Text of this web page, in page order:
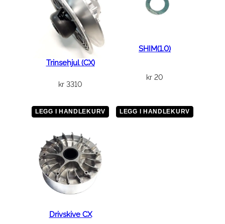
Trinsehjul (CX)
kr 3310
LEGG I HANDLEKURV
SHIM(1.0)
kr 20
LEGG I HANDLEKURV
Drivskive CX